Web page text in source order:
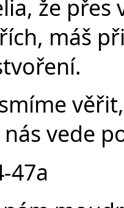
že přes
máš
vede
47a